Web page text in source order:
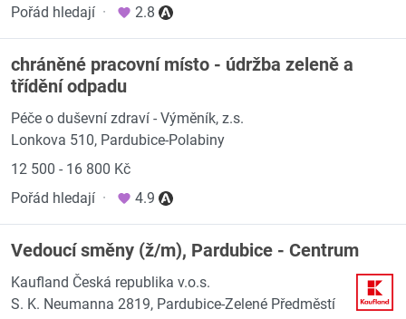
Pořád hledají · 2.8
chráněné pracovní místo - údržba zeleně a
třídění odpadu
Péče o duševní zdraví - Výměník, z.s.
Lonkova 510, Pardubice-Polabiny
12 500 - 16 800 Kč
Pořád hledají · 4.9
Vedoucí směny (ž/m), Pardubice - Centrum
Kaufland Česká republika v.o.s.
S. K. Neumanna 2819, Pardubice-Zelené Předměstí